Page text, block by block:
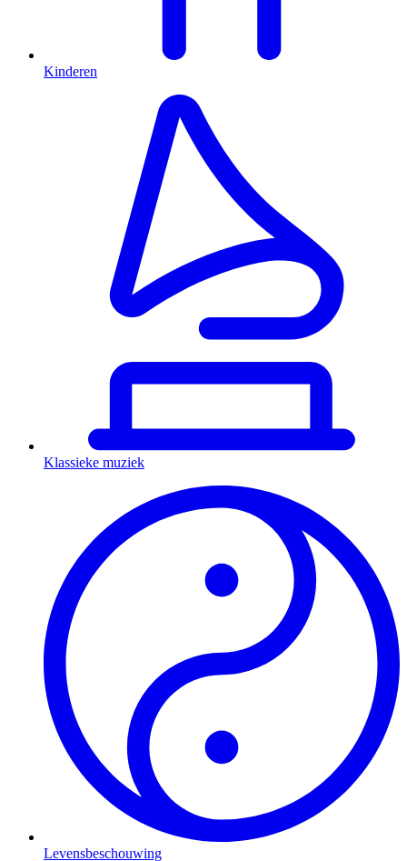
Kinderen
Klassieke muziek
Levensbeschouwing